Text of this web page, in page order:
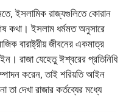
ইসলামিক রাজ্যগুলিতে কোরান
কথা। ইসলাম ধর্মমত অনুসারে
বারাষ্ট্রীয় জীবনের একমাত্র
রাজা যেহেতু ঈশ্বরের প্রতিনিধি
করেন, তাই শরিয়তি আইন
তা দেখা রাজার কর্তব্যের মধ্যে